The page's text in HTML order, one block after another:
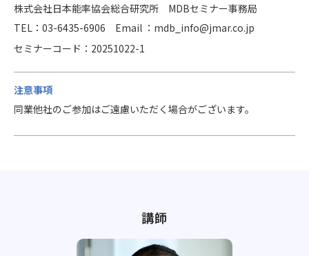
株式会社日本能率協会総合研究所 MDBセミナー事務局
TEL：03-6435-6906 Email ：mdb_info@jmar.co.jp
セミナーコード：20251022-1
注意事項
同業他社のご参加はご遠慮いただく場合がございます。
講師